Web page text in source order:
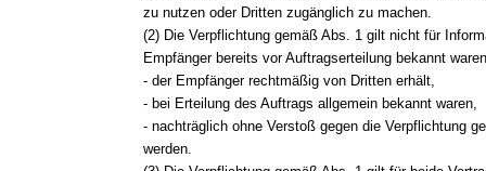
zu nutzen oder Dritten zugänglich zu machen.
(2) Die Verpflichtung gemäß Abs. 1 gilt nicht für
Empfänger bereits vor Auftragserteilung bekannt
- der Empfänger rechtmäßig von Dritten erhält,
- bei Erteilung des Auftrags allgemein bekannt waren,
- nachträglich ohne Verstoß gegen die Verpflichtung
werden.